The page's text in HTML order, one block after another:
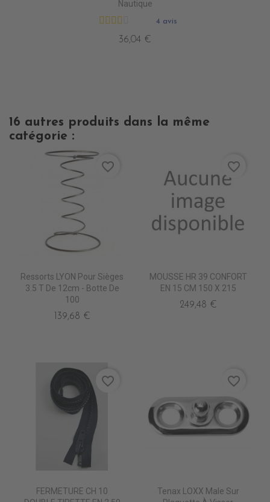
Nautique
4 avis
36,04 €
16 autres produits dans la même
catégorie :
Ressorts LYON Pour Sièges
3.5 T De 12cm - Botte De
100
139,68 €
favorite_border
MOUSSE HR 39 CONFORT
EN 15 CM 150 X 215
249,48 €
favorite_border
FERMETURE CH 10
favorite_border
Tenax LOXX Male Sur
favorite_border